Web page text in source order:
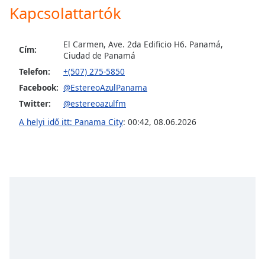
Opacity
Area
Background
Color
Kapcsolattartók
Cím:
El Carmen, Ave. 2da Edificio H6. Panamá,
Ciudad de Panamá
Telefon:
+(507) 275-5850
Facebook: @EstereoAzulPanama
Twitter:
@estereoazulfm
A helyi idő itt: Panama City: 00:42, 08.06.2026